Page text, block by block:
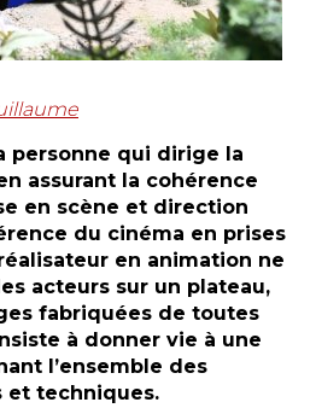
personne qui dirige la
assurant la cohérence
en scène et direction
du cinéma en prises
en animation ne
acteurs sur un plateau,
fabriquées de toutes
à donner vie à une
l’ensemble des
et techniques.